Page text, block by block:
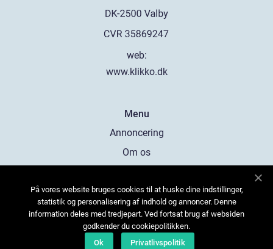
web:
www.klikko.dk
Menu
Annoncering
Om os
Kontakt os
Sitemap
På vores website bruges cookies til at huske dine indstillinger,
statistik og personalisering af indhold og annoncer. Denne
information deles med tredjepart. Ved fortsat brug af websiden
godkender du cookiepolitikken.
Ok
Privatlivspolitik